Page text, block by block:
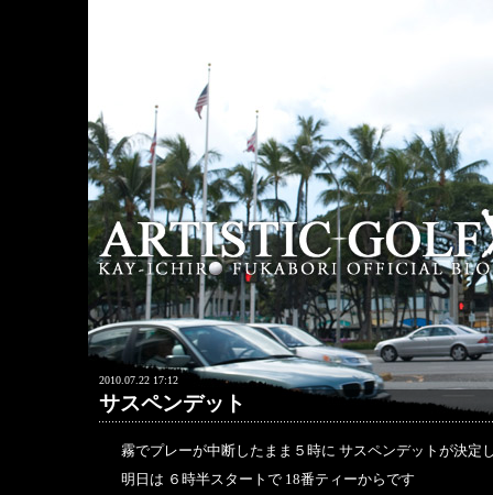
2010.07.22 17:12
サスペンデット
霧でプレーが中断したまま５時に サスペンデットが決定
明日は ６時半スタートで 18番ティーからです